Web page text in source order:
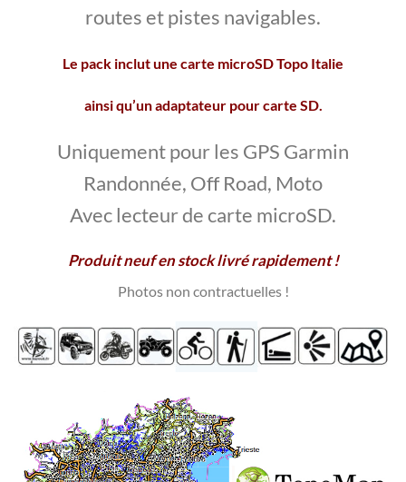
routes et pistes navigables.
Le pack inclut une carte microSD Topo Italie
ainsi qu’un adaptateur pour carte SD.
Uniquement pour les GPS Garmin
Randonnée, Off Road, Moto
Avec lecteur de carte microSD.
Produit neuf en stock livré rapidement !
Photos non contractuelles!